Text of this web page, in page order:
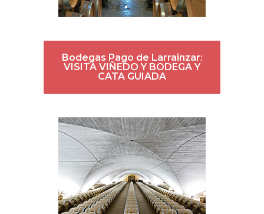
Bodegas Pago de Larrainzar:
VISITA VIÑEDO Y BODEGA Y
CATA GUIADA